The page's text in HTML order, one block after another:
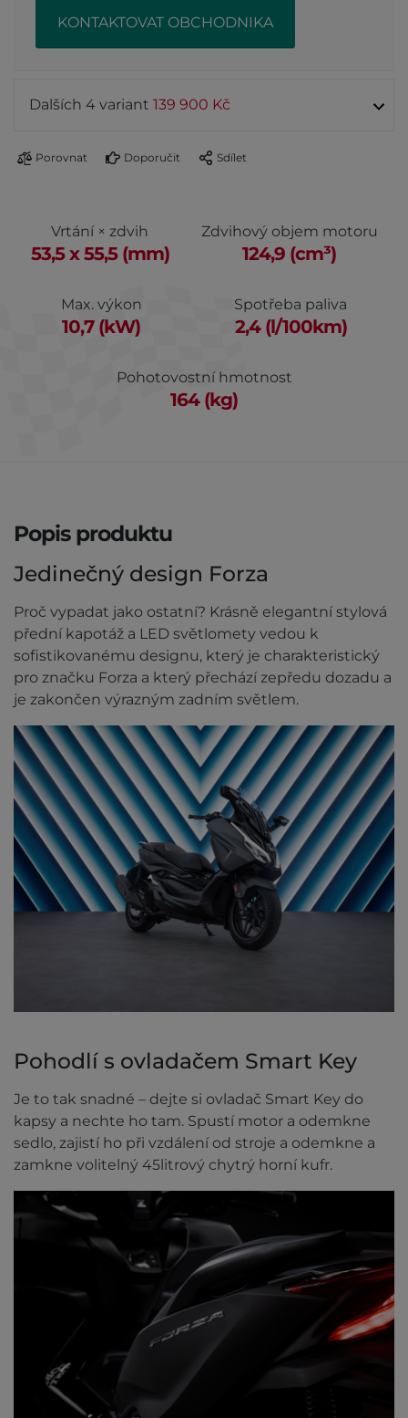
KONTAKTOVAT OBCHODNIKA
Dalších 4 variant 139 900 Kč
Porovnat Doporučit Sdílet
Vrtání × zdvih
53,5 x 55,5 (mm)
Zdvihový objem motoru
124,9 (cm³)
Max. výkon
10,7 (kW)
Spotřeba paliva
2,4 (l/100km)
Pohotovostní hmotnost
164 (kg)
Popis produktu
Jedinečný design Forza
Proč vypadat jako ostatní? Krásně elegantní stylová
přední kapotáž a LED světlomety vedou k
sofistikovanému designu, který je charakteristický
pro značku Forza a který přechází zepředu dozadu a
je zakončen výrazným zadním světlem.
Pohodlí s ovladačem Smart Key
Je to tak snadné – dejte si ovladač Smart Key do
kapsy a nechte ho tam. Spustí motor a odemkne
sedlo, zajistí ho při vzdálení od stroje a odemkne a
zamkne volitelný 45litrový chytrý horní kufr.